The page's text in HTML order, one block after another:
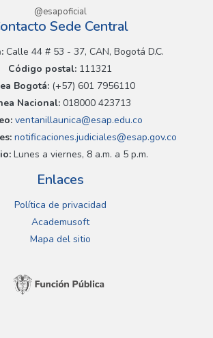
@esapoficial
Sede Central
Calle 44 # 53 - 37, CAN, Bogotá D.C.
Código postal: 111321
Bogotá:(+57) 601 7956110
Nacional: 018000 423713
ventanillaunica@esap.edu.co
notificaciones.judiciales@esap.gov.co
Lunes a viernes, 8 a.m. a 5 p.m.
Enlaces
Política de privacidad
Academusoft
Mapa del sitio